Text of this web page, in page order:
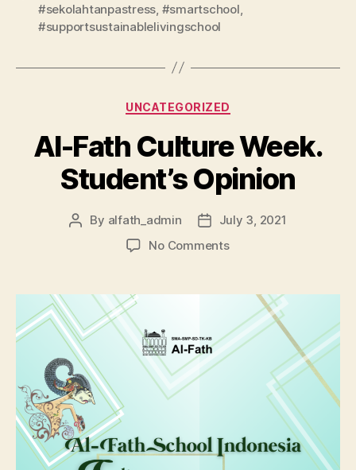
#sekolahtanpastress #smartschool
#supportsustainablelivingschool
UNCATEGORIZED
Al-Fath Culture Week.
Student’s Opinion
By alfath_admin
July 3, 2021
No Comments